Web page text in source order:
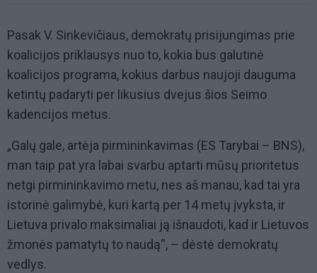
Pasak V. Sinkevičiaus, demokratų prisijungimas prie
koalicijos priklausys nuo to, kokia bus galutinė
koalicijos programa, kokius darbus naujoji dauguma
ketintų padaryti per likusius dvejus šios Seimo
kadencijos metus.
„Galų gale, artėja pirmininkavimas (ES Tarybai – BNS),
man taip pat yra labai svarbu aptarti mūsų prioritetus
netgi pirmininkavimo metu, nes aš manau, kad tai yra
istorinė galimybė, kuri kartą per 14 metų įvyksta, ir
Lietuva privalo maksimaliai ją išnaudoti, kad ir Lietuvos
žmonės pamatytų to naudą“, – dėstė demokratų
vedlys.